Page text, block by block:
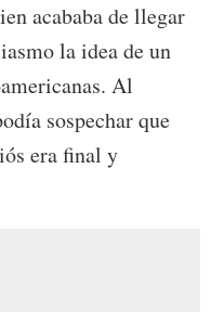
acababa de llegar
la idea de un
Al
sospechar que
era final y